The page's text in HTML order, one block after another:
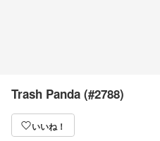
Trash Panda (#2788)
いいね！